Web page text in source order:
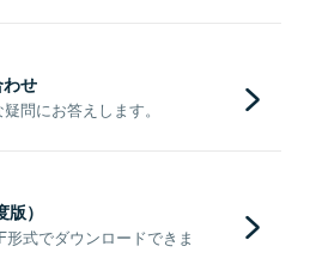
せ
問にお答えします。
）
式でダウンロードできま